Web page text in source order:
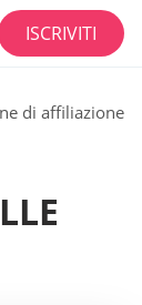
ISCRIVITI
di affiliazione